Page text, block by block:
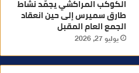
الكوكب المراكشي يجمّد نشاط
طارق سميرس إلى حين انعقاد
الجمع العام المقبل
يوليو 27, 2026